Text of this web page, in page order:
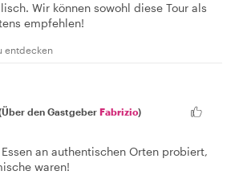
Wir können sowohl diese Tour als
empfehlen!
entdecken
den Gastgeber Fabrizio)
an authentischen Orten probiert,
waren!